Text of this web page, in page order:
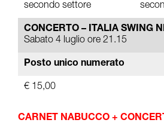
secondo settore
CONCERTO – ITALIA SWING
Sabato 4 luglio ore 21.15
Posto unico numerato
€ 15,00
CARNET NABUCCO +